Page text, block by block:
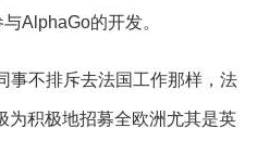
AlphaGo的开发。
事不排斥去法国工作那样，法
为积极地招募全欧洲尤其是英